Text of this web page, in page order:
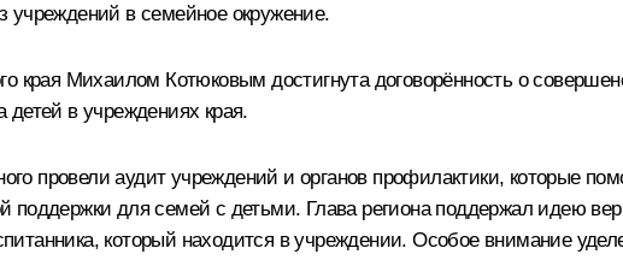
учреждений в семейное окружение.
края Михаилом Котюковым достигнута договорённость о
детей в учреждениях края.
провели аудит учреждений и органов профилактики, которые
поддержки для семей с детьми. Глава региона поддержал идею
который находится в учреждении. Особое внимание